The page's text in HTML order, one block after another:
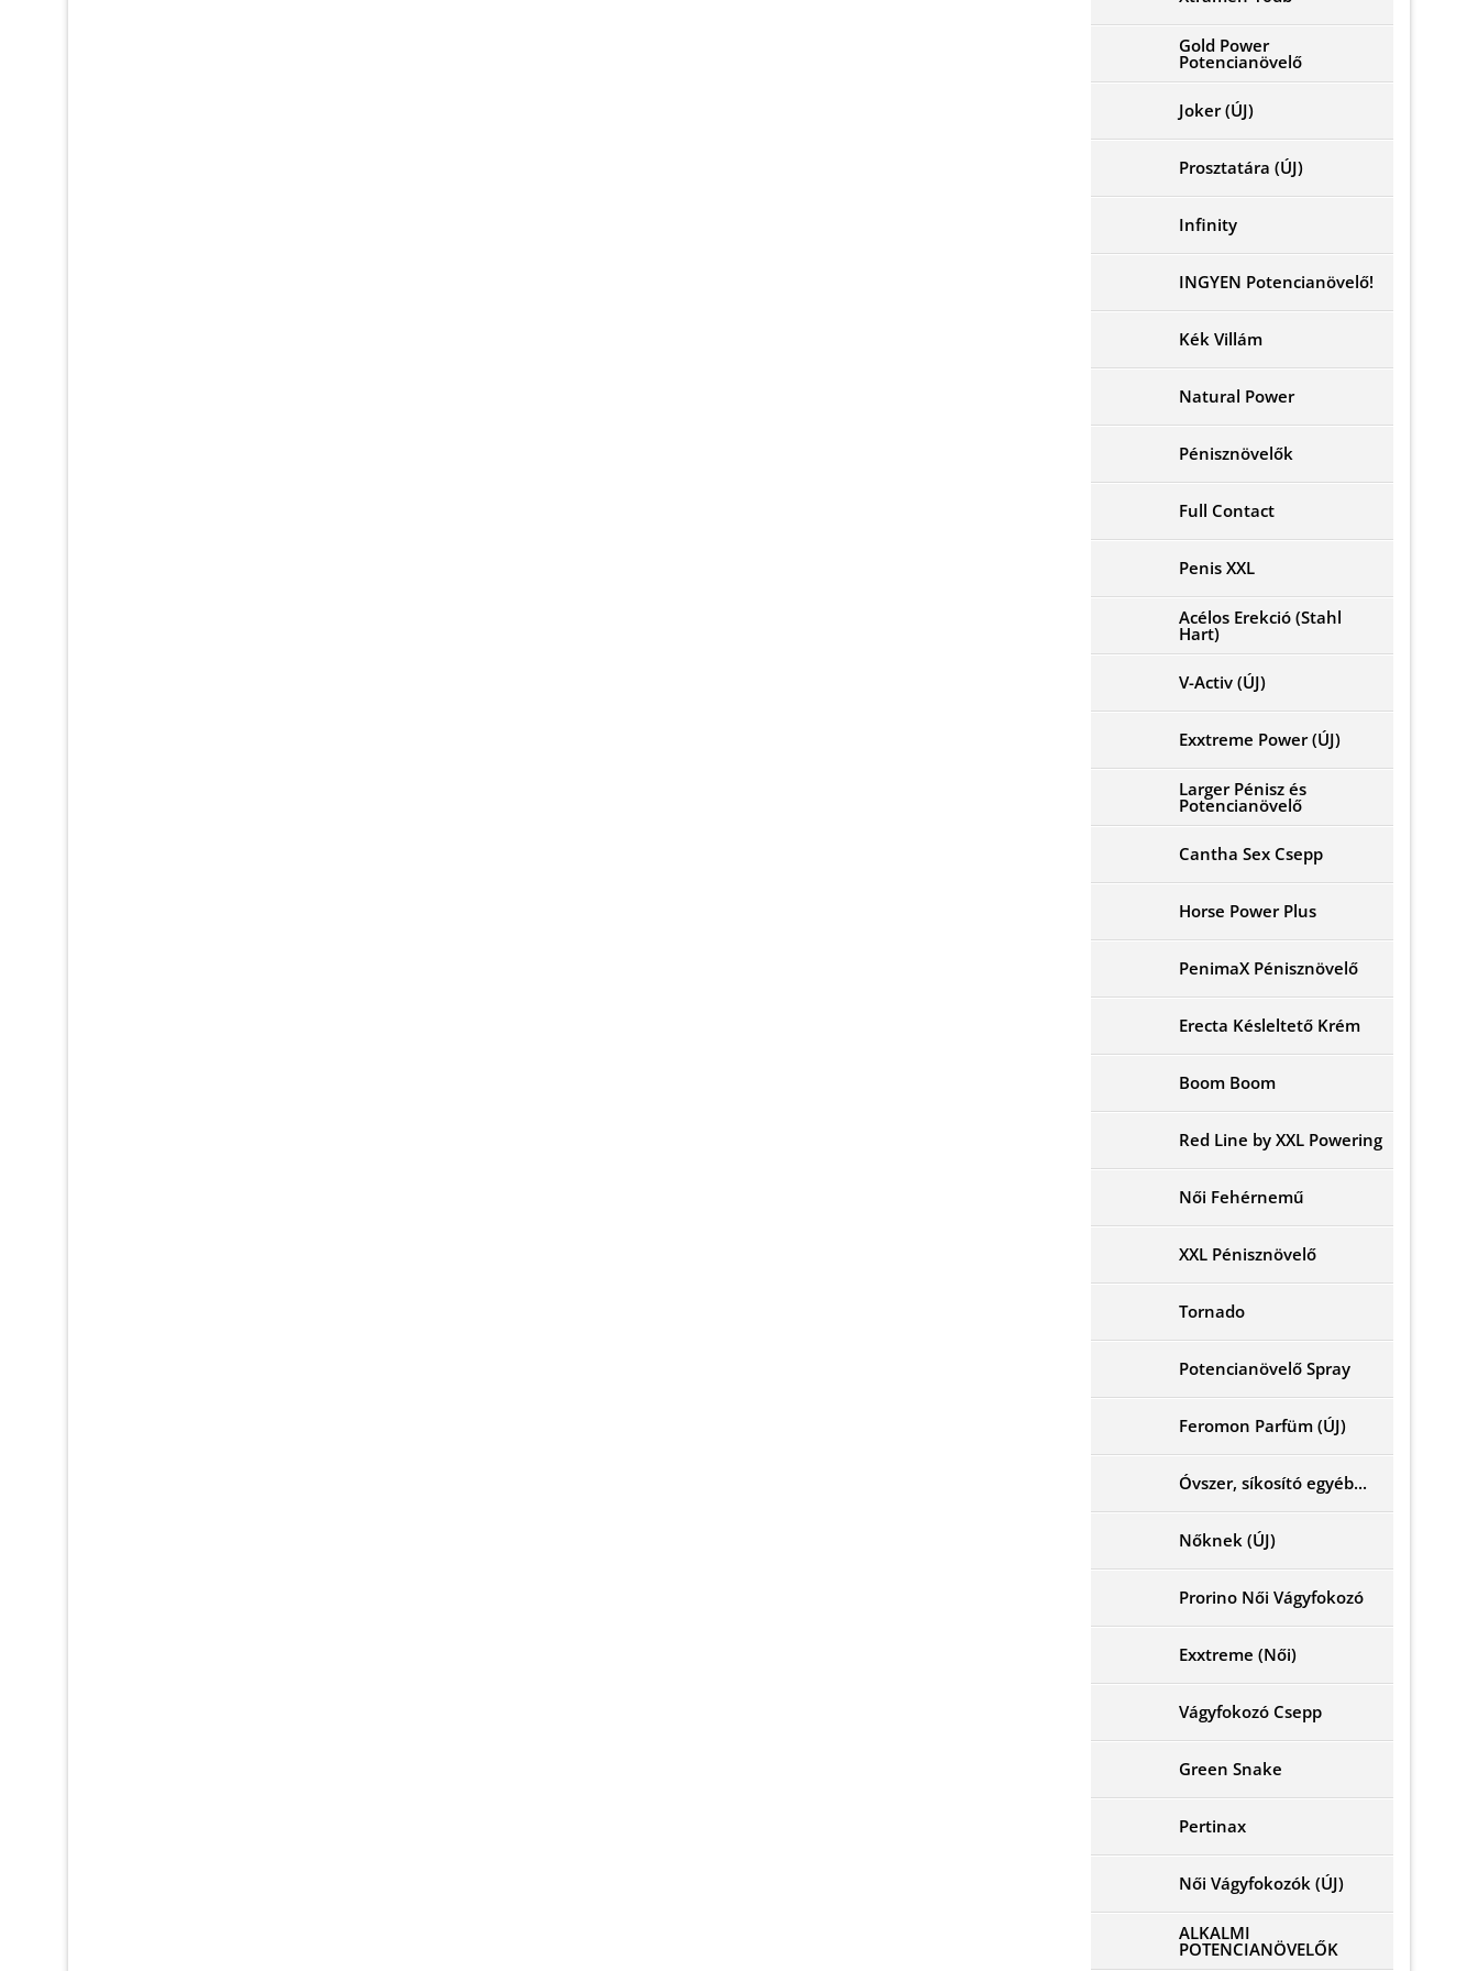
Gold Power
Potencianövelő
Joker (ÚJ)
Prosztatára (ÚJ)
Infinity
INGYEN Potencianövelő!
Kék Villám
Natural Power
Pénisznövelők
Full Contact
Penis XXL
Acélos Erekció (Stahl
Hart)
V-Activ (ÚJ)
Exxtreme Power (ÚJ)
Larger Pénisz és
Potencianövelő
Cantha Sex Csepp
Horse Power Plus
PenimaX Pénisznövelő
Erecta Késleltető Krém
Boom Boom
Red Line by XXL Powering
Női Fehérnemű
XXL Pénisznövelő
Tornado
Potencianövelő Spray
Feromon Parfüm (ÚJ)
Óvszer, síkosító egyéb...
Nőknek (ÚJ)
Prorino Női Vágyfokozó
Exxtreme (Női)
Vágyfokozó Csepp
Green Snake
Pertinax
Női Vágyfokozók (ÚJ)
ALKALMI
POTENCIANÖVELŐK